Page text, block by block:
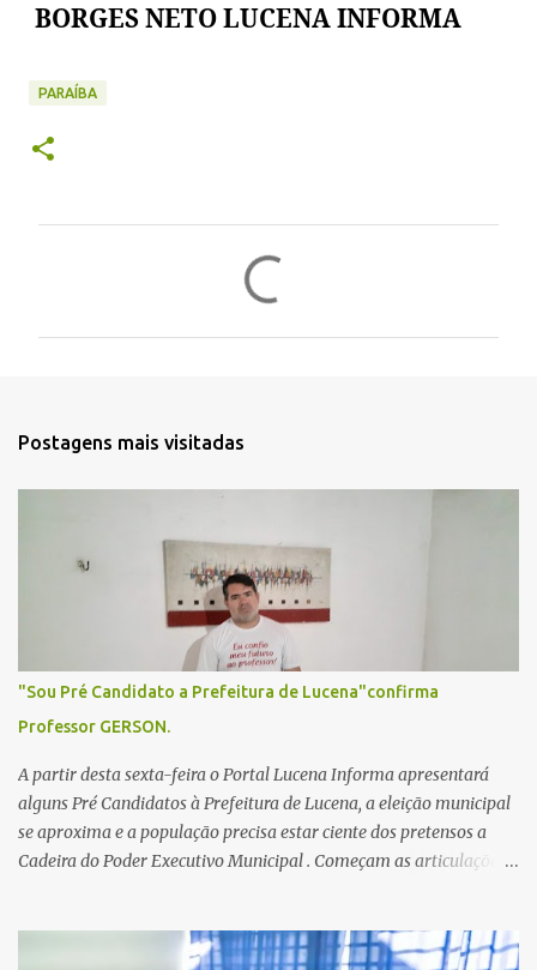
BORGES NETO LUCENA INFORMA
PARAÍBA
Postagens mais visitadas
"Sou Pré Candidato a Prefeitura de Lucena"confirma
Professor GERSON.
A partir desta sexta-feira o Portal Lucena Informa apresentará
alguns Pré Candidatos à Prefeitura de Lucena, a eleição municipal
se aproxima e a população precisa estar ciente dos pretensos a
Cadeira do Poder Executivo Municipal . Começam as articulações e
Bandeira Valcinete Araújo e Professor Gerson Andrade há